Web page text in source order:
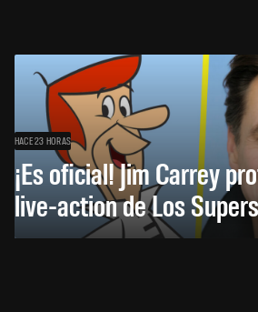
HACE 23 HORAS
¡Es oficial! Jim Carrey
live-action de Los